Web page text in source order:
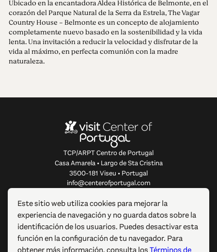
Ubicado en la encantadora Aldea Histórica de Belmonte, en el
corazón del Parque Natural de la Serra da Estrela, The Vagar
Country House - Belmonte es un concepto de alojamiento
completamente nuevo basado en la sostenibilidad y la vida
lenta. Una invitación a reducir la velocidad y disfrutar de la
vida al máximo, en perfecta comunión con la madre
naturaleza.
TCP/ARPT Centro de Portugal
Casa Amarela • Largo de Sta Cristina
3500-181 Viseu • Portugal
info@centerofportugal.com
SOBRE ESTE SITIO WEB
ENLACES ÚTILES
Este sitio web utiliza cookies para mejorar la
experiencia de navegación y no guarda datos sobre la
identificación de los usuarios. Puedes desactivar esta
función en la configuración de tu navegador. Para
obtener más información, consulta losTérminos de